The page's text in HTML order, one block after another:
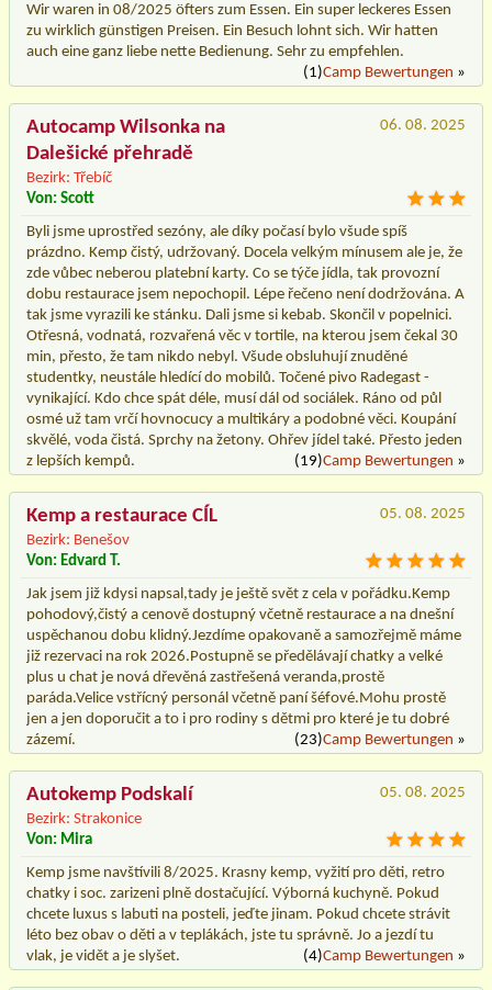
Wir waren in 08/2025 öfters zum Essen. Ein super leckeres Essen
zu wirklich günstigen Preisen. Ein Besuch lohnt sich. Wir hatten
auch eine ganz liebe nette Bedienung. Sehr zu empfehlen.
(1)Camp Bewertungen »
Autocamp Wilsonka na
Dalešické přehradě
Bezirk: Třebíč
06. 08. 2025
Von: Scott
Byli jsme uprostřed sezóny, ale díky počasí bylo všude spíš
prázdno. Kemp čistý, udržovaný. Docela velkým mínusem ale je, že
zde vůbec neberou platební karty. Co se týče jídla, tak provozní
dobu restaurace jsem nepochopil. Lépe řečeno není dodržována. A
tak jsme vyrazili ke stánku. Dali jsme si kebab. Skončil v popelnici.
Otřesná, vodnatá, rozvařená věc v tortile, na kterou jsem čekal 30
min, přesto, že tam nikdo nebyl. Všude obsluhují znuděné
studentky, neustále hledící do mobilů. Točené pivo Radegast -
vynikající. Kdo chce spát déle, musí dál od sociálek. Ráno od půl
osmé už tam vrčí hovnocucy a multikáry a podobné věci. Koupání
skvělé, voda čistá. Sprchy na žetony. Ohřev jídel také. Přesto jeden
z lepších kempů.
(19)Camp Bewertungen »
Kemp a restaurace CÍL
Bezirk: Benešov
05. 08. 2025
Von: Edvard T.
Jak jsem již kdysi napsal,tady je ještě svět z cela v pořádku.Kemp
pohodový,čistý a cenově dostupný včetně restaurace a na dnešní
uspěchanou dobu klidný.Jezdíme opakovaně a samozřejmě máme
již rezervaci na rok 2026.Postupně se předělávají chatky a velké
plus u chat je nová dřevěná zastřešená veranda,prostě
paráda.Velice vstřícný personál včetně paní šéfové.Mohu prostě
jen a jen doporučit a to i pro rodiny s dětmi pro které je tu dobré
zázemí.
(23)Camp Bewertungen »
Autokemp Podskalí
Bezirk: Strakonice
05. 08. 2025
Von: Mira
Kemp jsme navštívili 8/2025. Krasny kemp, vyžití pro děti, retro
chatky i soc. zarizeni plně dostačující. Výborná kuchyně. Pokud
chcete luxus s labuti na posteli, jeďte jinam. Pokud chcete strávit
léto bez obav o děti a v teplákách, jste tu správně. Jo a jezdí tu
vlak, je vidět a je slyšet.
(4)Camp Bewertungen »